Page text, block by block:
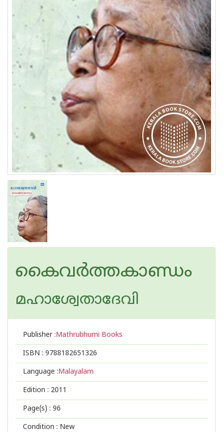
കൈവര്‍ത്തകാണ്ഡം
മഹാശ്വേതാദേവി
Publisher :Mathrubhumi Books
ISBN : 9788182651326
Language :Malayalam
Edition : 2011
Page(s) : 96
Condition : New